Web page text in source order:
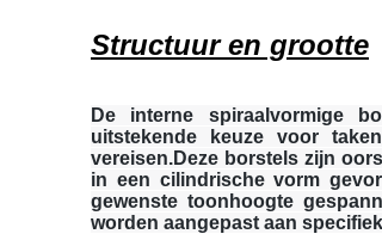
Structuur en grootte
De interne spiraalvormige
uitstekende keuze voor
vereisen.Deze borstels zijn
in een cilindrische vorm
gewenste toonhoogte
worden aangepast aan